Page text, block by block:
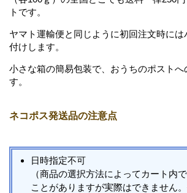
トです。
ヤマト運輸便と同じように初回注文時には
付けします。
小さな箱の簡易包装で、おうちのポストへ
す。
ネコポス発送品の注意点
日時指定不可
（商品の選択方法によってカート内
ことがありますが実際はできません。